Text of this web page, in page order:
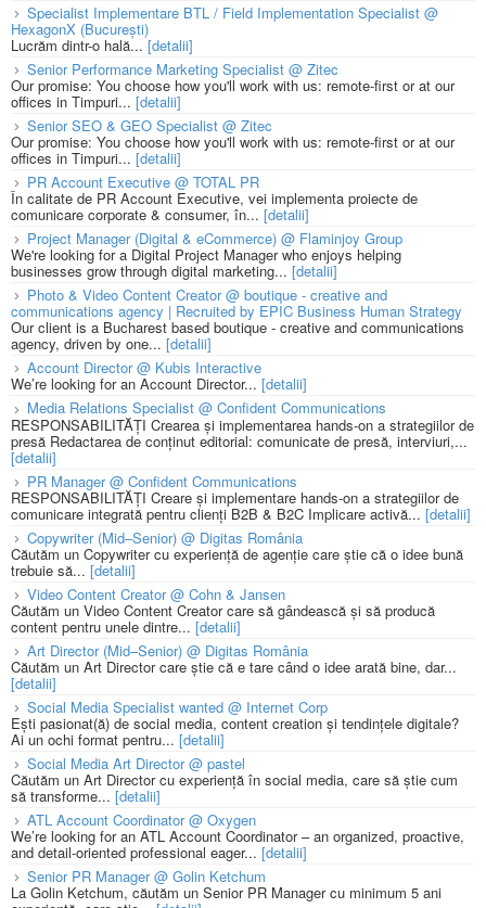
Specialist Implementare BTL / Field Implementation Specialist @
HexagonX (București)
Lucrăm dintr-o hală...[detalii]
Senior Performance Marketing Specialist @ Zitec
Our promise: You choose how you'll work with us: remote-first or at our
offices in Timpuri... [detalii]
Senior SEO & GEO Specialist @ Zitec
Our promise: You choose how you'll work with us: remote-first or at our
offices in Timpuri... [detalii]
PR Account Executive @ TOTAL PR
În calitate de PR Account Executive, vei implementa proiecte de
comunicare corporate & consumer, în... [detalii]
Project Manager (Digital & eCommerce) @ Flaminjoy Group
We're looking for a Digital Project Manager who enjoys helping
businesses grow through digital marketing... [detalii]
Photo & Video Content Creator @ boutique - creative and
communications agency | Recruited by EPIC Business Human Strategy
Our client is a Bucharest based boutique - creative and communications
agency, driven by one... [detalii]
Account Director @ Kubis Interactive
We’re looking for an Account Director... [detalii]
Media Relations Specialist @ Confident Communications
RESPONSABILITĂȚI Crearea și implementarea hands-on a strategiilor de
presă Redactarea de conținut editorial: comunicate de presă, interviuri,...
[detalii]
PR Manager @ Confident Communications
RESPONSABILITĂȚI Creare și implementare hands-on a strategiilor de
comunicare integrată pentru clienți B2B & B2C Implicare activă... [detalii]
Copywriter (Mid–Senior) @ Digitas România
Căutăm un Copywriter cu experiență de agenție care știe că o idee bună
trebuie să... [detalii]
Video Content Creator @ Cohn & Jansen
Căutăm un Video Content Creator care să gândească și să producă
content pentru unele dintre... [detalii]
Art Director (Mid–Senior) @ Digitas România
Căutăm un Art Director care știe că e tare când o idee arată bine, dar...
[detalii]
Social Media Specialist wanted @ Internet Corp
Ești pasionat(ă) de social media, content creation și tendințele digitale?
Ai un ochi format pentru... [detalii]
Social Media Art Director @ pastel
Căutăm un Art Director cu experiență în social media, care să știe cum
să transforme... [detalii]
ATL Account Coordinator @ Oxygen
We’re looking for an ATL Account Coordinator – an organized, proactive,
and detail-oriented professional eager... [detalii]
Senior PR Manager @ Golin Ketchum
La Golin Ketchum, căutăm un Senior PR Manager cu minimum 5 ani